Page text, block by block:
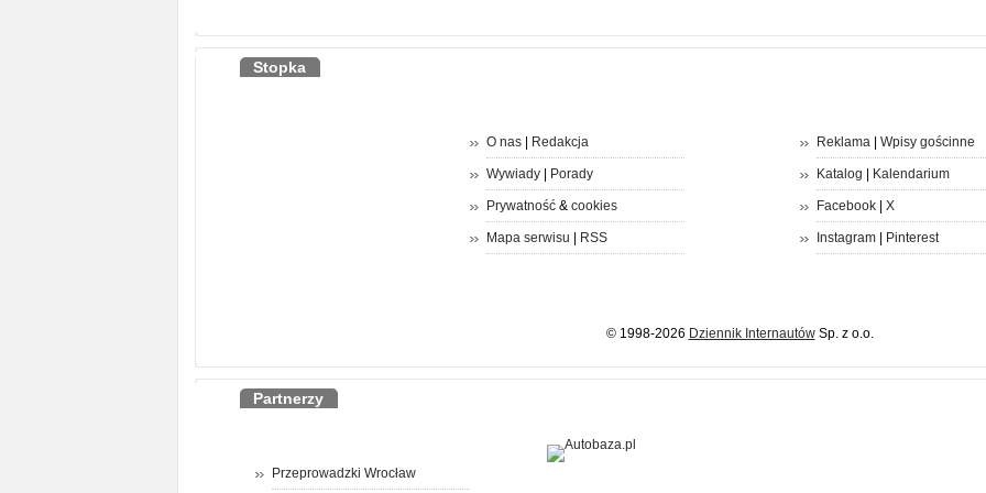
Stopka
O nas| Redakcja
Wywiady| Porady
Prywatność& cookies
Mapa serwisu RSS
Reklama| Wpisy gościnne
Katalog Kalendarium
Facebook| X
Instagram| Pinterest
© 1998-2026 Dziennik InternautówSp. z o.o.
Partnerzy
Przeprowadzki Wrocław